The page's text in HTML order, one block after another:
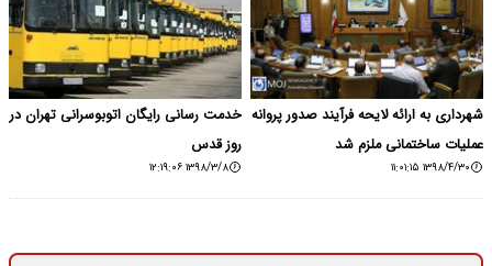
شهرداری به ارائه لایحه فرآیند صدور پروانه
عملیات ساختمانی ملزم شد
۱۳۹۸/۴/۳۰ ۱۱:۰۱:۱۵
خدمت رسانی رایگان اتوبوسرانی تهران در
روز قدس
۱۳۹۸/۳/۸ ۱۲:۱۹:۰۶